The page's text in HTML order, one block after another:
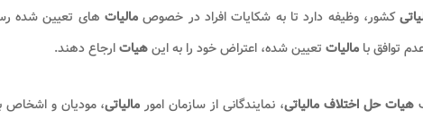
کشور، وظیفه دارد تا به شکایات افراد در خصوص مالیات های تعیین شده
توافق با مالیات تعیین شده، اعتراض خود را به اینهیاتارجاع دهند.
هیات حل اختلاف مالیاتی، نمایندگانی از سازمان امور مالیاتی، مودیان و اشخاص